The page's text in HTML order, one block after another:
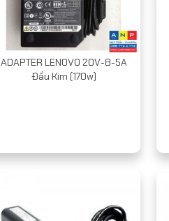
ADAPTER LENOVO 20V-8-5A
Đầu Kim (170w)